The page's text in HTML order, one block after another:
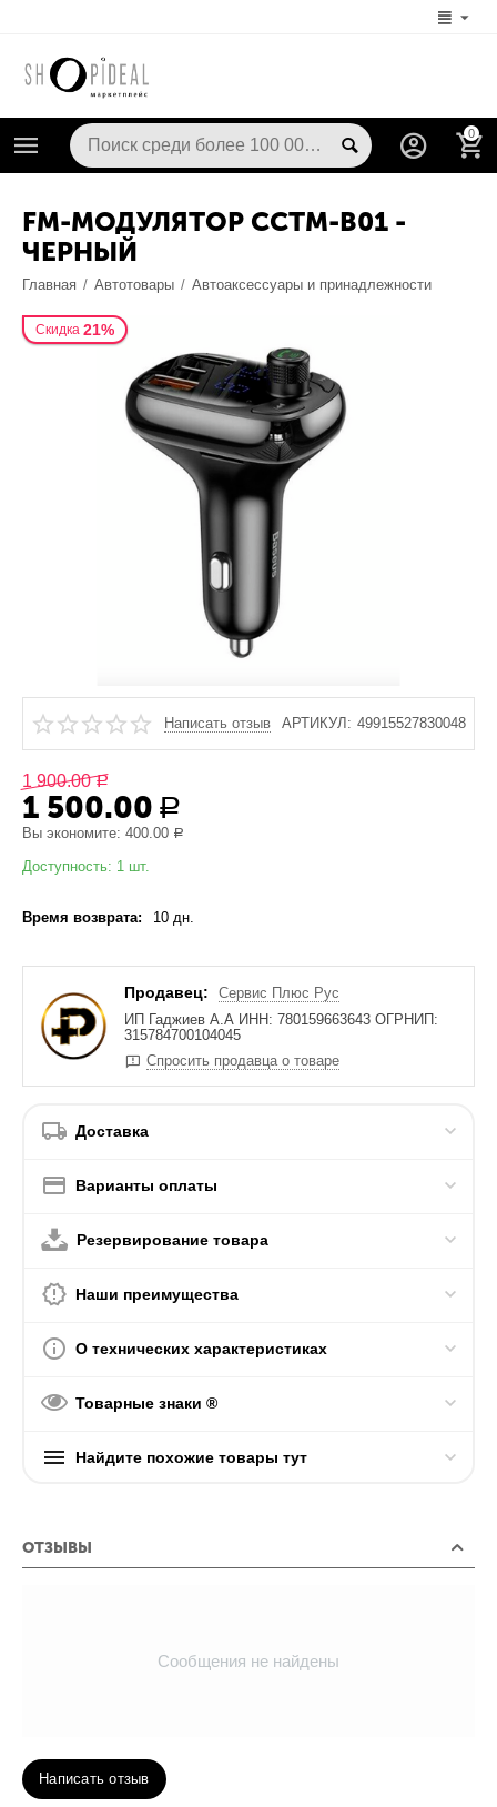
0
FM-МОДУЛЯТОР CCTM-B01 -
ЧЕРНЫЙ
Главная / Автотовары / Автоаксессуары и принадлежности
Скидка 21%
Написать отзыв АРТИКУЛ: 49915527830048
1 900.00 Р
1 500.00 Р
Вы экономите:400.00 Р
Доступность: 1 шт.
Время возврата: 10 дн.
Продавец:
Сервис Плюс Рус
ИП Гаджиев А.А ИНН: 780159663643 ОГРНИП:
315784700104045
Спросить продавца о товаре
Доставка
Варианты оплаты
Резервирование товара
Наши преимущества
О технических характеристиках
Товарные знаки ®
Найдите похожие товары тут
ОТЗЫВЫ
Сообщения не найдены
Написать отзыв